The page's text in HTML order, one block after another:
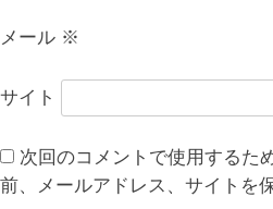
メール ※
サイト
次回のコメントで使用するた
前、メールアドレス、サイトを